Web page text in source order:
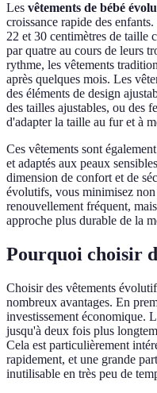
Les vêtements de bébé
croissance rapide des
22 et 30 centimètres de taille
par quatre au cours de leurs
rythme, les vêtements
après quelques mois. Les
des éléments de design
des tailles ajustables, ou des
d'adapter la taille au fur et à
Ces vêtements sont
et adaptés aux peaux
dimension de confort et de
évolutifs, vous minimisez
renouvellement fréquent,
approche plus durable de la
Pourquoi choisir
Choisir des vêtements
nombreux avantages. En
investissement économique.
jusqu'à deux fois plus
Cela est particulièrement
rapidement, et une grande
inutilisable en très peu de